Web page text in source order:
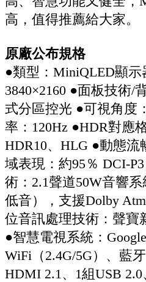
高，值得推薦給大家。
原廠公布規格
●類型：MiniQLED顯示
3840×2160 ●面板技術/
式分區控光 ●可視角度
率：120Hz ●HDR對應
HDR10、HLG ●動態
域表現：約95％ DCI-
術：2.1聲道50W音響
低音），支援Dolby
位音訊處理技術：聲寶
●智慧電視系統：
WiFi（2.4G/5G）、藍
HDMI 2.1、1組USB 2.0